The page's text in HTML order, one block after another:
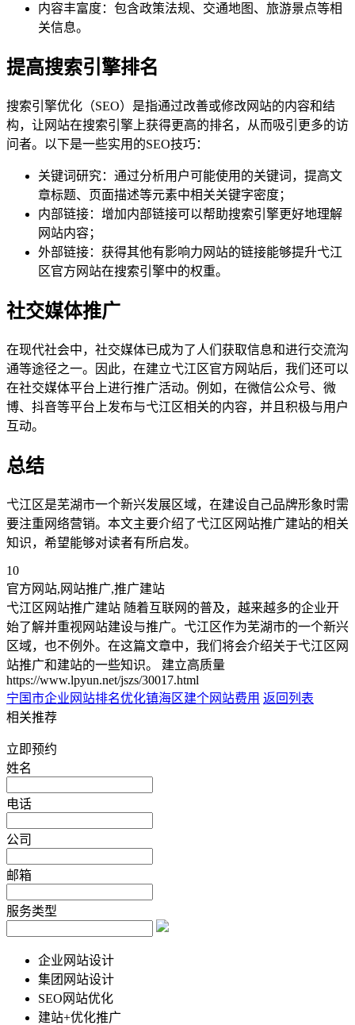
内容丰富度：包含政策法规、交通地图、旅游景点等相
关信息。
提高搜索引擎排名
搜索引擎优化（SEO）是指通过改善或修改网站的内容和结
构，让网站在搜索引擎上获得更高的排名，从而吸引更多的访
问者。以下是一些实用的SEO技巧：
关键词研究：通过分析用户可能使用的关键词，提高文
章标题、页面描述等元素中相关关键字密度；
内部链接：增加内部链接可以帮助搜索引擎更好地理解
网站内容；
外部链接：获得其他有影响力网站的链接能够提升弋江
区官方网站在搜索引擎中的权重。
社交媒体推广
在现代社会中，社交媒体已成为了人们获取信息和进行交流沟
通等途径之一。因此，在建立弋江区官方网站后，我们还可以
在社交媒体平台上进行推广活动。例如，在微信公众号、微
博、抖音等平台上发布与弋江区相关的内容，并且积极与用户
互动。
总结
弋江区是芜湖市一个新兴发展区域，在建设自己品牌形象时需
要注重网络营销。本文主要介绍了弋江区网站推广建站的相关
知识，希望能够对读者有所启发。
10
官方网站,网站推广,推广建站
弋江区网站推广建站 随着互联网的普及，越来越多的企业开
始了解并重视网站建设与推广。弋江区作为芜湖市的一个新兴
区域，也不例外。在这篇文章中，我们将会介绍关于弋江区网
站推广和建站的一些知识。 建立高质量
https://www.lpyun.net/jszs/30017.html
宁国市企业网站排名优化镇海区建个网站费用 返回列表
相关推荐
立即预约
姓名
电话
公司
邮箱
服务类型
企业网站设计
集团网站设计
SEO网站优化
建站+优化推广